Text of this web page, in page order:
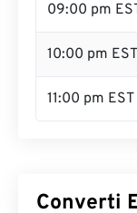
09:00 pm
10:00 pm EST
11:00 pm EST
Converti